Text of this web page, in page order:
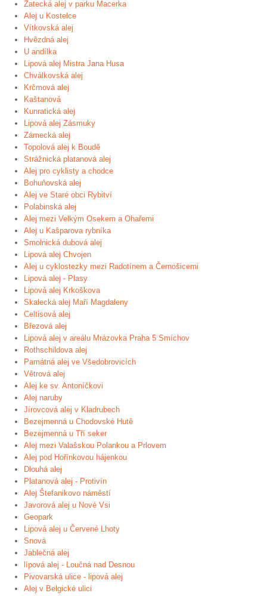
Žatecká alej v parku Macerka
Alej u Kostelce
Vítkovská alej
Hvězdná alej
U andílka
Lipová alej Mistra Jana Husa
Chválkovská alej
Krčmová alej
Kaštanová
Kunratická alej
Lipová alej Zásmuky
Zámecká alej
Topolová alej k Boudě
Strážnická platanová alej
Alej pro cyklisty a chodce
Bohuňovská alej
Alej ve Staré obci Rybitví
Polabinská alej
Alej mezi Velkým Osekem a Ohařemi
Alej u Kašparova rybníka
Smolnická dubová alej
Lipová alej Chvojen
Alej u cyklostezky mezi Radotínem a Černošicemi
Lipová alej - Plasy
Lipová alej Krkoškova
Skalecká alej Maří Magdaleny
Celtisová alej
Březová alej
Lipová alej v areálu Mrázovka Praha 5 Smíchov
Rothschildova alej
Památná alej ve Všedobrovicích
Větrová alej
Alej ke sv. Antoníčkovi
Alej naruby
Jírovcová alej v Kladrubech
Bezejmenná u Chodovské Hutě
Bezejmenná u Tří seker
Alej mezi Valašskou Polankou a Prlovem
Alej pod Hořínkovou hájenkou
Dlouhá alej
Platanová alej - Protivín
Alej Štefanikovo náměstí
Javorová alej u Nové Vsi
Geopark
Lipová alej u Červené Lhoty
Snová
Jablečná alej
lípová alej - Loučná nad Desnou
Pivovarská ulice - lipová alej
Alej v Belgické ulici